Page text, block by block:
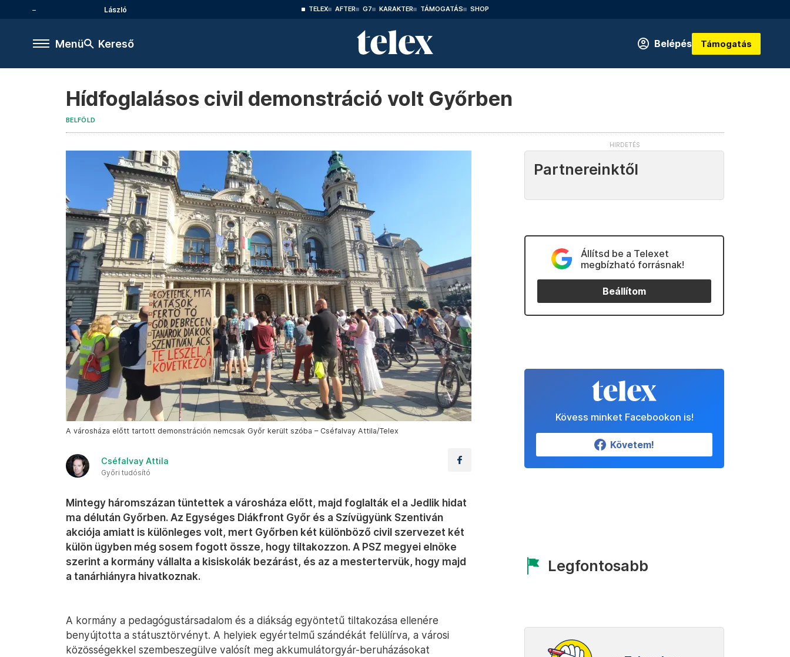
László TELEX AFTER G7 KARAKTER TÁMOGATÁS SHOP
Menü Kereső Belépés Támogatás
Hídfoglalásos civil demonstráció volt Győrben
BELFÖLD
A városháza előtt tartott demonstráción nemcsak Győr került szóba – Cséfalvay Attila/Telex
Cséfalvay Attila
Győri tudósító
Mintegy háromszázan tüntettek a városháza előtt, majd foglalták el a Jedlik hidat
ma délután Győrben. Az Egységes Diákfront Győr és a Szívügyünk Szentiván
akciója amiatt is különleges volt, mert Győrben két különböző civil szervezet két
külön ügyben még sosem fogott össze, hogy tiltakozzon. A PSZ megyei elnöke
szerint a kormány vállalta a kisiskolák bezárást, és az a mestertervük, hogy majd
a tanárhiányra hivatkoznak.
A kormány a pedagógustársadalom és a diákság egyöntetű tiltakozása ellenére
benyújtotta a státusztörvényt. A helyiek egyértelmű szándékát felülírva, a városi
közösségekkel szembeszegülve valósít meg akkumulátorgyár-beruházásokat
Partnereinktől
Állítsd be a Telexet
megbízható forrásnak!
Beállítom
Kövess minket Facebookon is!
Követem!
Legfontosabb